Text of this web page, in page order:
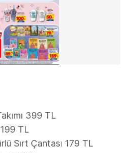
399 TL
TL
Sırt Çantası 179 TL